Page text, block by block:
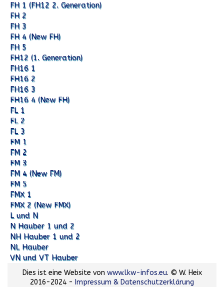
FH 1 (FH12 2. Generation)
FH 2
FH 3
FH 4 (New FH)
FH 5
FH12 (1. Generation)
FH16 1
FH16 2
FH16 3
FH16 4 (New FH)
FL 1
FL 2
FL 3
FM 1
FM 2
FM 3
FM 4 (New FM)
FM 5
FMX 1
FMX 2 (New FMX)
L und N
N Hauber 1 und 2
NH Hauber 1 und 2
NL Hauber
VN und VT Hauber
Dies ist eine Website von www.lkw-infos.eu. © W. Heix
2016-2024 - Impressum & Datenschutzerklärung